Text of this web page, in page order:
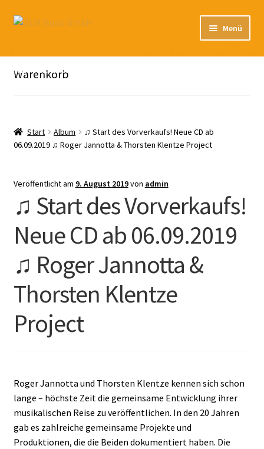
Hier sind unsere Neuigkeiten zu hören: Spotify
Zur
Zum
Menü
Unser Katalog
EN
Warenkorb
Start Album
♫ Start des Vorverkaufs! Neue CD ab
06.09.2019 ♫ Roger Jannotta & Thorsten Klentze Project
Veröffentlicht am 9. August 2019von admin
♫ Start des Vorverkaufs!
Neue CD ab 06.09.2019
♫ Roger Jannotta &
Thorsten Klentze
Project
Roger Jannotta und Thorsten Klentze kennen sich schon
lange – höchste Zeit die gemeinsame Entwicklung ihrer
musikalischen Reise zu veröffentlichen. In den 20 Jahren
gab es zahlreiche gemeinsame Projekte und
Produktionen, die die Beiden dokumentiert haben. Die